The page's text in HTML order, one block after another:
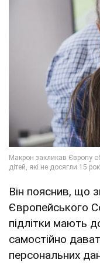
Він пояснив, що
Європейського
підлітки мають
самостійно
персональних